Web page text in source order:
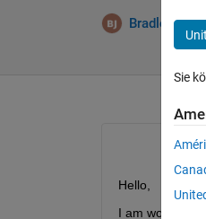
Bradley
Hello,
I am working
Sie